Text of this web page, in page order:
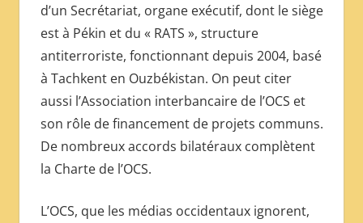
d’un Secrétariat, organe exécutif, dont le siège
est à Pékin et du « RATS », structure
antiterroriste, fonctionnant depuis 2004, basé
à Tachkent en Ouzbékistan. On peut citer
aussi l’Association interbancaire de l’OCS et
son rôle de financement de projets communs.
De nombreux accords bilatéraux complètent
la Charte de l’OCS.
L’OCS, que les médias occidentaux ignorent,